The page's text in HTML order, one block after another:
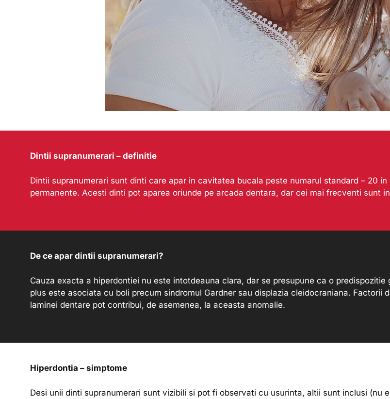
Dintii supranumerari – definitie
Dintii supranumerari sunt dinti care apar in cavitatea bucala peste numarul standard – 20
permanente. Acesti dinti pot aparea oriunde pe arcada dentara, dar cei mai frecventi sunt
De ce apar dintii supranumerari?
Cauza exacta a hiperdontiei nu este intotdeauna clara, dar se presupune ca o
plus este asociata cu boli precum sindromul Gardner sau displazia cleidocraniana.
laminei dentare pot contribui, de asemenea, la aceasta anomalie.
Hiperdontia – simptome
Desi unii dinti supranumerari sunt vizibili si pot fi observati cu usurinta, altii sunt inclusi (nu